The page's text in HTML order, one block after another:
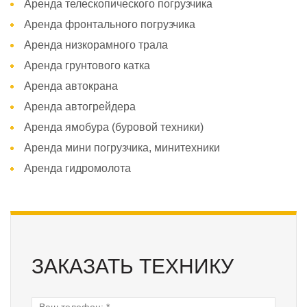
Аренда телескопического погрузчика
Аренда фронтального погрузчика
Аренда низкорамного трала
Аренда грунтового катка
Аренда автокрана
Аренда автогрейдера
Аренда ямобура (буровой техники)
Аренда мини погрузчика, минитехники
Аренда гидромолота
ЗАКАЗАТЬ ТЕХНИКУ